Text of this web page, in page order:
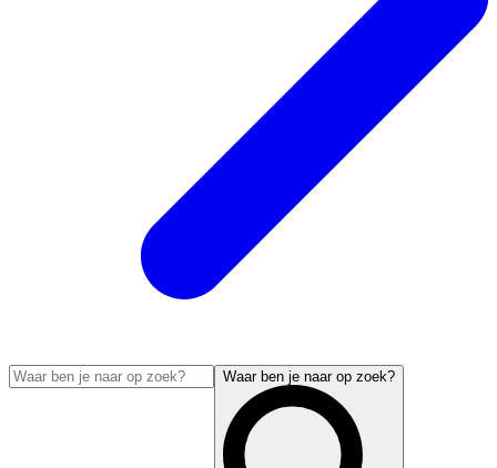
Waar ben je naar op zoek?